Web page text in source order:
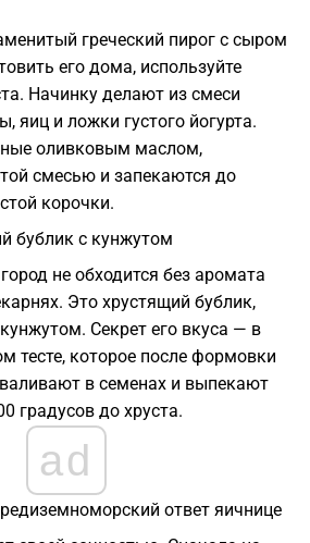
греческий пирог с сыром
его дома, используйте
Начинку делают из смеси
яиц и ложки густого йогурта.
оливковым маслом,
смесью и запекаются до
корочки.
бублик с кунжутом
не обходится без аромата
Это хрустящий бублик,
Секрет его вкуса — в
тесте, которое после формовки
в семенах и выпекают
градусов до хруста.
ad
ответ яичнице